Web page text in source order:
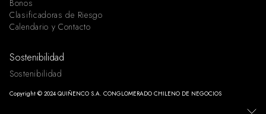
Bonos
Clasificadoras de Riesgo
Calendario y Contacto
Sostenibilidad
Sostenibilidad
Copyright © 2024 QUIÑENCO S.A. CONGLOMERADO CHILENO DE NEGOCIOS